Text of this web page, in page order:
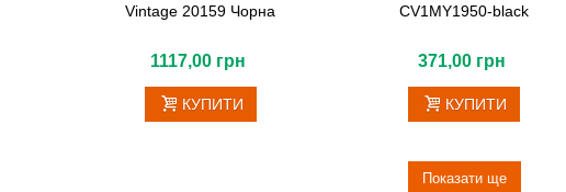
Vintage 20159 Чорна
1117,00 грн
КУПИТИ
CV1MY1950-black
371,00 грн
КУПИТИ
Показати ще